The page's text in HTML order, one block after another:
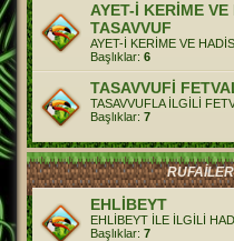
AYET-İ KERİME
TASAVVUF
AYET-İ KERİME VE
Başlıklar: 6
TASAVVUFİ
TASAVVUFLA İLGİLİ
Başlıklar: 7
EHLİBEYT
EHLİBEYT İLE İLGİLİ
Başlıklar: 7